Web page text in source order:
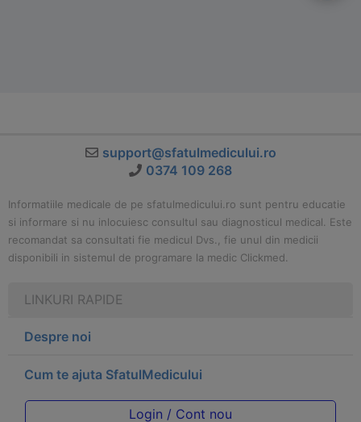
support@sfatulmedicului.ro
0374 109 268
Informatiile medicale de pe sfatulmedicului.ro sunt pentru educatie
si informare si nu inlocuiesc consultul sau diagnosticul medical. Este
recomandat sa consultati fie medicul Dvs., fie unul din medicii
disponibili in sistemul de programare la medic Clickmed.
LINKURI RAPIDE
Despre noi
Cum te ajuta SfatulMedicului
Login / Cont nou